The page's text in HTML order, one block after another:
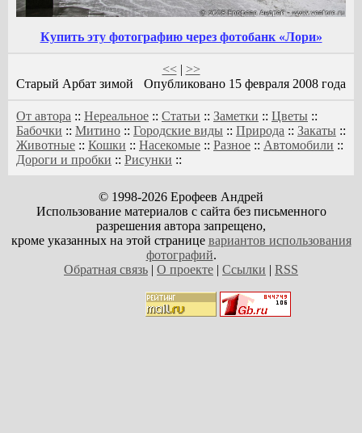
Купить эту фотографию через фотобанк «Лори»
<<| >>
Старый Арбат зимой
Опубликовано 15 февраля 2008 года
От автора :: Нереальное :: Статьи :: Заметки :: Цветы ::
Бабочки :: Митино :: Городские виды :: Природа :: Закаты ::
Животные :: Кошки :: Насекомые :: Разное :: Автомобили ::
Дороги и пробки :: Рисунки ::
© 1998-2026 Ерофеев Андрей
Использование материалов с сайта без письменного
разрешения автора запрещено,
кроме указанных на этой странице вариантов использования
фотографий.
Обратная связь | О проекте | Ссылки | RSS